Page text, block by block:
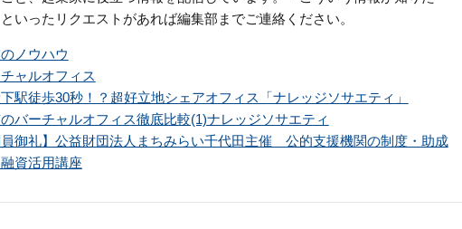
いったリクエストがあれば編集部までご連絡ください。
ノウハウ
ャルオフィス
駅徒歩30秒！？超好立地シェアオフィス「ナレッジソサエティ」
バーチャルオフィス徹底比較(1)ナレッジソサエティ
員御礼】公益財団法人まちみらい千代田主催 公的支援機関の制度・助成
資活用講座